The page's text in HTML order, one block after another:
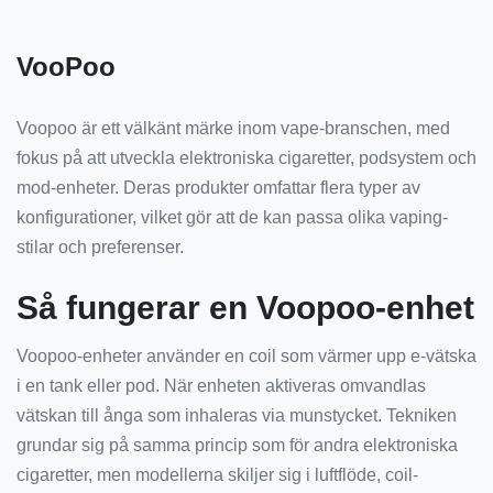
VooPoo
Voopoo är ett välkänt märke inom vape-branschen, med
fokus på att utveckla elektroniska cigaretter, podsystem och
mod-enheter. Deras produkter omfattar flera typer av
konfigurationer, vilket gör att de kan passa olika vaping-
stilar och preferenser.
Så fungerar en Voopoo-enhet
Voopoo-enheter använder en coil som värmer upp e-vätska
i en tank eller pod. När enheten aktiveras omvandlas
vätskan till ånga som inhaleras via munstycket. Tekniken
grundar sig på samma princip som för andra elektroniska
cigaretter, men modellerna skiljer sig i luftflöde, coil-